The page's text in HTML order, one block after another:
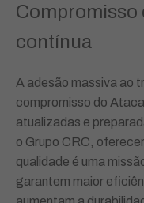
Compromisso
contínua
A adesão massiva ao
compromisso do
atualizadas e
o Grupo CRC,
qualidade é uma
garantem maior